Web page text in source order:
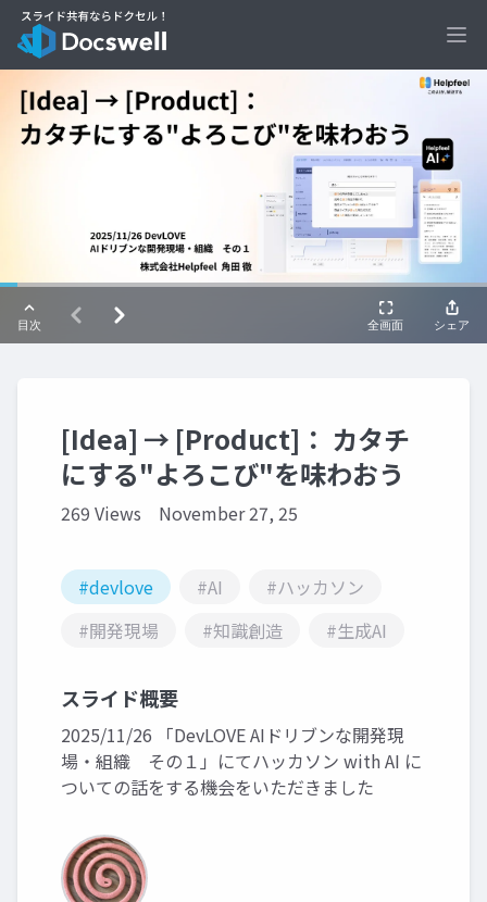
[Idea] → [Product]： カタチ
にする"よろこび"を味わおう
269 Views November 27, 25
#devlove #AI
#ハッカソン
#開発現場
#知識創造 #生成AI
スライド概要
2025/11/26 「DevLOVE AIドリブンな開発現
場・組織 その１」にてハッカソン with AI に
ついての話をする機会をいただきました